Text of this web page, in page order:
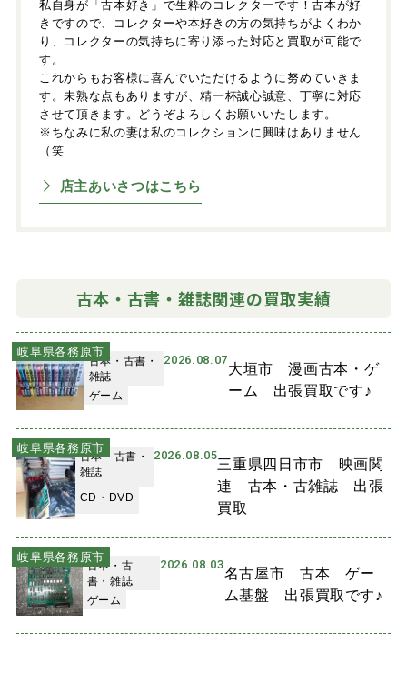
私自身が「古本好き」で生粋のコレクターです！古本が好
きですので、コレクターや本好きの方の気持ちがよくわか
り、コレクターの気持ちに寄り添った対応と買取が可能で
す。
これからもお客様に喜んでいただけるように努めていきま
す。未熟な点もありますが、精一杯誠心誠意、丁寧に対応
させて頂きます。どうぞよろしくお願いいたします。
※ちなみに私の妻は私のコレクションに興味はありません
（笑
店主あいさつはこちら
古本・古書・雑誌関連の買取実績
岐阜県各務原市
古本・古書・
雑誌
ゲーム
2026.08.07
大垣市 漫画古本・ゲ
ーム 出張買取です♪
岐阜県各務原市
古本・古書・
雑誌
CD・DVD
2026.08.05
三重県四日市市 映画関
連 古本・古雑誌 出張
買取
岐阜県各務原市
古本・古
書・雑誌
ゲーム
2026.08.03
名古屋市 古本 ゲー
ム基盤 出張買取です♪